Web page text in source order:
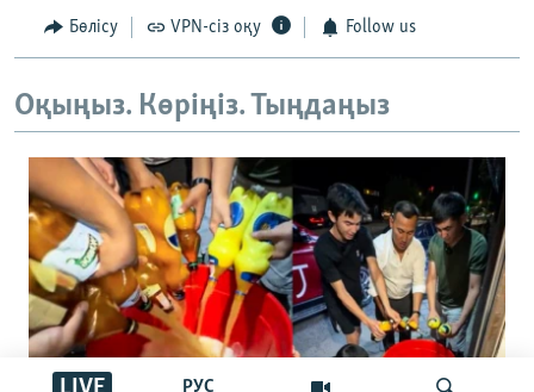
РУС
Бөлісу VPN-сіз оқу Follow us
Оқыңыз. Көріңіз. Тыңдаңыз